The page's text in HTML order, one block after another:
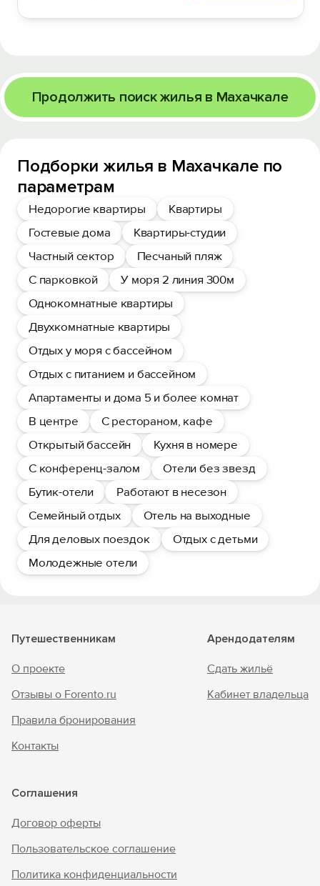
Продолжить поиск жилья в Махачкале
Подборки жилья в Махачкале по
параметрам
Недорогие квартиры
Квартиры
Гостевые дома
Квартиры-студии
Частный сектор
Песчаный пляж
С парковкой
У моря 2 линия 300м
Однокомнатные квартиры
Двухкомнатные квартиры
Отдых у моря с бассейном
Отдых с питанием и бассейном
Апартаменты и дома 5 и более комнат
В центре
С рестораном, кафе
Открытый бассейн
Кухня в номере
С конференц-залом
Отели без звезд
Бутик-отели
Работают в несезон
Семейный отдых
Отель на выходные
Для деловых поездок
Отдых с детьми
Молодежные отели
Путешественникам
О проекте
Отзывы о Forento.ru
Правила бронирования
Контакты
Арендодателям
Сдать жильё
Кабинет владельца
Соглашения
Договор оферты
Пользовательское соглашение
Политика конфиденциальности